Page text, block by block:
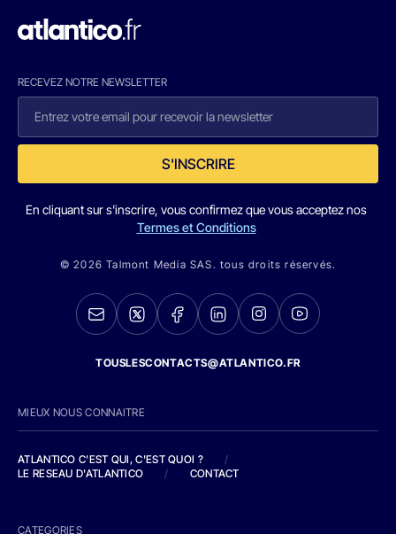
RECEVEZ NOTRE NEWSLETTER
S'INSCRIRE
En cliquant sur s'inscrire, vous confirmez que vous acceptez nos
Termes et Conditions
© 2026 Talmont Media SAS. tous droits réservés.
TOUSLESCONTACTS@ATLANTICO.FR
MIEUX NOUS CONNAITRE
ATLANTICO C'EST QUI, C'EST QUOI ?
/
LE RESEAU D'ATLANTICO
/ CONTACT
CATEGORIES